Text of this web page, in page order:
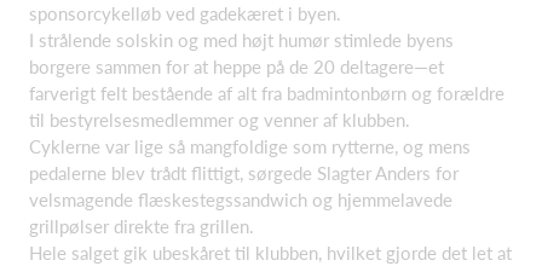
sponsorcykelløb ved gadekæret i byen.
I strålende solskin og med højt humør stimlede byens
borgere sammen for at heppe på de 20 deltagere—et
farverigt felt bestående af alt fra badmintonbørn og forældre
til bestyrelsesmedlemmer og venner af klubben.
Cyklerne var lige så mangfoldige som rytterne, og mens
pedalerne blev trådt flittigt, sørgede Slagter Anders for
velsmagende flæskestegssandwich og hjemmelavede
grillpølser direkte fra grillen.
Hele salget gik ubeskåret til klubben, hvilket gjorde det let at